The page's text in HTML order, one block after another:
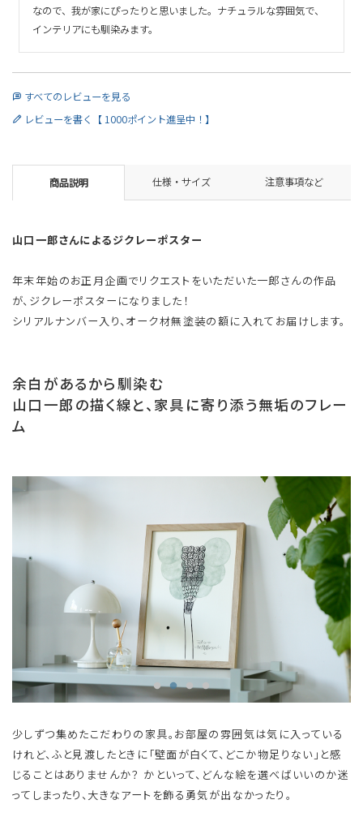
なので、我が家にぴったりと思いました。ナチュラルな雰囲気で、
インテリアにも馴染みます。
すべてのレビューを見る
レビューを書く【 1000ポイント進呈中！】
商品説明 仕様・サイズ 注意事項など
山口一郎さんによるジクレーポスター
年末年始のお正月企画でリクエストをいただいた一郎さんの作品
が、ジクレーポスターになりました！
シリアルナンバー入り、オーク材無塗装の額に入れてお届けします。
余白があるから馴染む
山口一郎の描く線と、家具に寄り添う無垢のフレー
ム
少しずつ集めたこだわりの家具。お部屋の雰囲気は気に入っている
けれど、ふと見渡したときに「壁面が白くて、どこか物足りない」と感
じることはありませんか？ かといって、どんな絵を選べばいいのか迷
ってしまったり、大きなアートを飾る勇気が出なかったり。